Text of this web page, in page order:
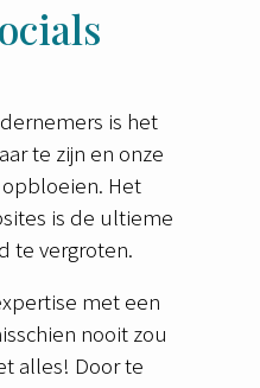
is het
te zijn en onze
Het
is de ultieme
te vergroten.
met een
nooit zou
alles! Door te